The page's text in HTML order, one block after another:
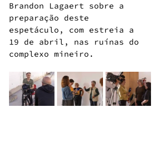
Brandon Lagaert sobre a
preparação deste
espetáculo, com estreia a
19 de abril, nas ruínas do
complexo mineiro.